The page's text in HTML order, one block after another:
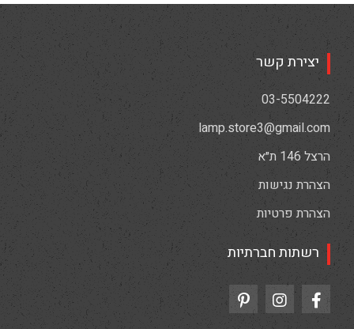
יצירת קשר
03-5504222
lamp.store3@gmail.com
הרצל 146 ת״א
הצהרת נגישות
הצהרת פרטיות
רשתות חברתיות